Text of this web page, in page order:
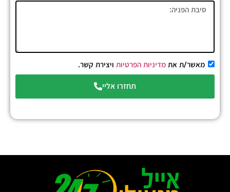
מאשר/ת את מדיניות הפרטיות ויצירת קשר.
תחזרו אליי